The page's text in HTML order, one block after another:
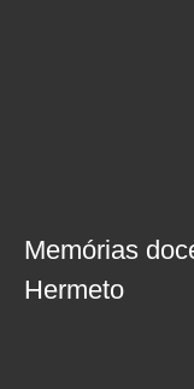
Memórias
Hermeto